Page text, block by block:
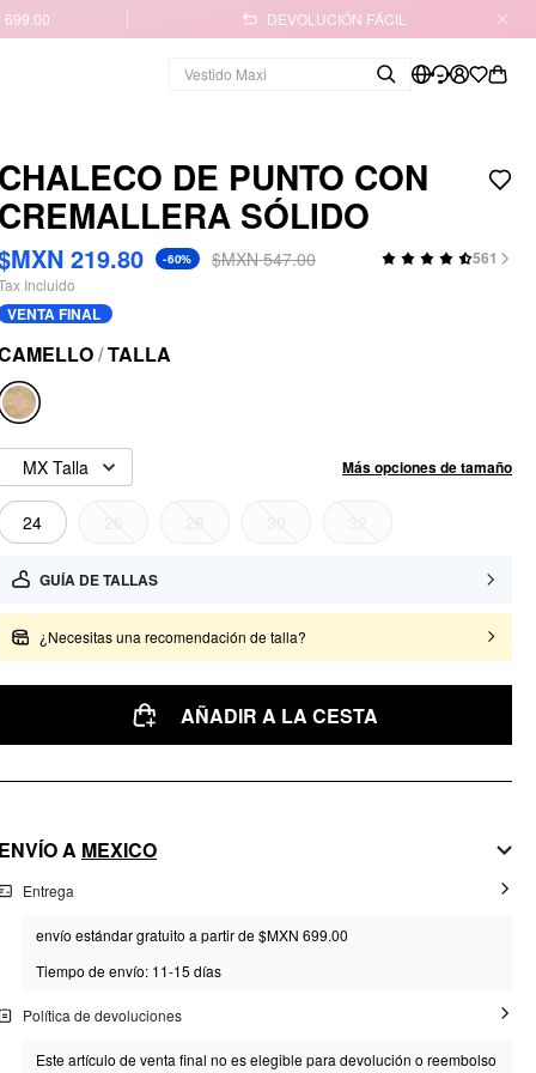
699.00 DEVOLUCIÓN FÁCIL
CHALECO DE PUNTO CON
CREMALLERA SÓLIDO
219.80 -60% $MXN 547.00 561
Incluido
VENTA FINAL
/TALLA
MX Talla Más opciones de tamaño
24
GUÍA DE TALLAS
¿Necesitas una recomendación de talla?
AÑADIR A LA CESTA
ENVÍO A MEXICO
Entrega
envío estándar gratuito a partir de $MXN 699.00
Tiempo de envío: 11-15 días
Política de devoluciones
Este artículo de venta final no es elegible para devolución o reembolso